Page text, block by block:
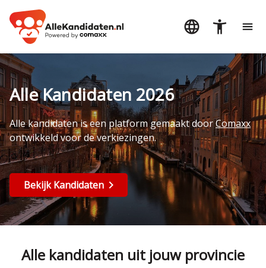
Alle Kandidaten 2026
Alle kandidaten is een platform gemaakt doorComaxx
ontwikkeld voor de verkiezingen.
Bekijk Kandidaten
Alle kandidaten uit jouw provincie